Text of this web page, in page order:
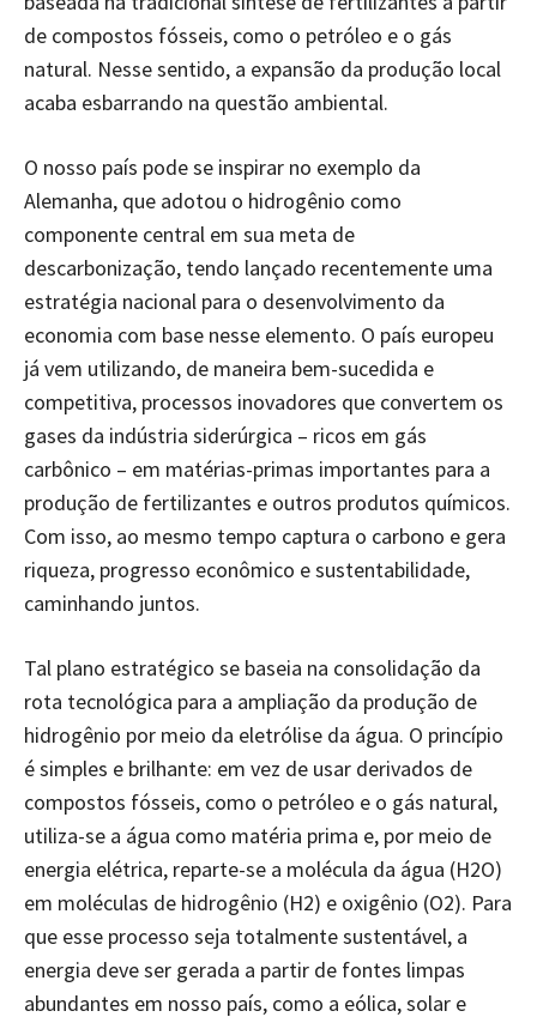
de compostos fósseis, como o petróleo e o gás
natural. Nesse sentido, a expansão da produção local
acaba esbarrando na questão ambiental.
O nosso país pode se inspirar no exemplo da
Alemanha, que adotou o hidrogênio como
componente central em sua meta de
descarbonização, tendo lançado recentemente uma
estratégia nacional para o desenvolvimento da
economia com base nesse elemento. O país europeu
já vem utilizando, de maneira bem-sucedida e
competitiva, processos inovadores que convertem os
gases da indústria siderúrgica – ricos em gás
carbônico – em matérias-primas importantes para a
produção de fertilizantes e outros produtos químicos.
Com isso, ao mesmo tempo captura o carbono e gera
riqueza, progresso econômico e sustentabilidade,
caminhando juntos.
Tal plano estratégico se baseia na consolidação da
rota tecnológica para a ampliação da produção de
hidrogênio por meio da eletrólise da água. O princípio
é simples e brilhante: em vez de usar derivados de
compostos fósseis, como o petróleo e o gás natural,
utiliza-se a água como matéria prima e, por meio de
energia elétrica, reparte-se a molécula da água (H2O)
em moléculas de hidrogênio (H2) e oxigênio (O2). Para
que esse processo seja totalmente sustentável, a
energia deve ser gerada a partir de fontes limpas
abundantes em nosso país, como a eólica, solar e